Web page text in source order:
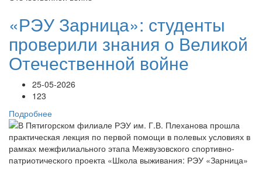
«РЭУ Зарница»: студенты
проверили знания о Великой
Отечественной войне
25-05-2026
123
Подробнее